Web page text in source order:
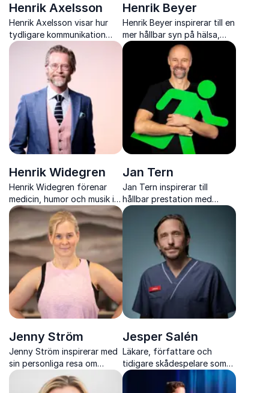
Henrik Axelsson
Henrik Axelsson visar hur
tydligare kommunikation
och starkare relationer leder
till ökat engagemang, bättre
prestation och hållbara
Henrik Beyer
Henrik Beyer inspirerar till en
mer hållbar syn på hälsa,
motivation och livsstil
genom forskning,
erfarenhet och mänskliga
Henrik Widegren
Henrik Widegren förenar
medicin, humor och musik i
föreläsningar som både
engagerar, utbildar och får
publiken att skratta
Jan Tern
Jan Tern inspirerar till
hållbar prestation med
konkreta verktyg för
minskad stress, ökad
effektivitet och starkare
arbetsglädje
Jenny Ström
Jenny Ström inspirerar med
sin personliga resa om
motgångar, styrka och
hållbar hälsa
Jesper Salén
Läkare, författare och
tidigare skådespelare som
föreläser om hälsa, stress
och hur vi skapar hållbar